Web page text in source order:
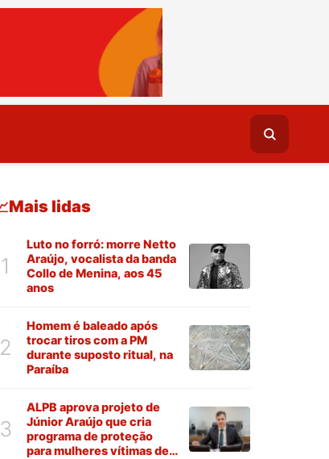
Mais lidas
1
Luto no forró: morre Netto
Araújo, vocalista da banda
Collo de Menina, aos 45
anos
2
Homem é baleado após
trocar tiros com a PM
durante suposto ritual, na
Paraíba
3
ALPB aprova projeto de
Júnior Araújo que cria
programa de proteção
para mulheres vítimas de